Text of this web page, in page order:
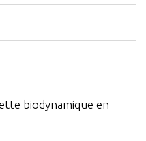
biodynamique en